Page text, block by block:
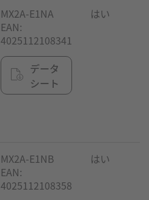
MX2A-E1NA
EAN:
4025112108341
データ
シート
はい
MX2A-E1NB
EAN:
4025112108358
はい